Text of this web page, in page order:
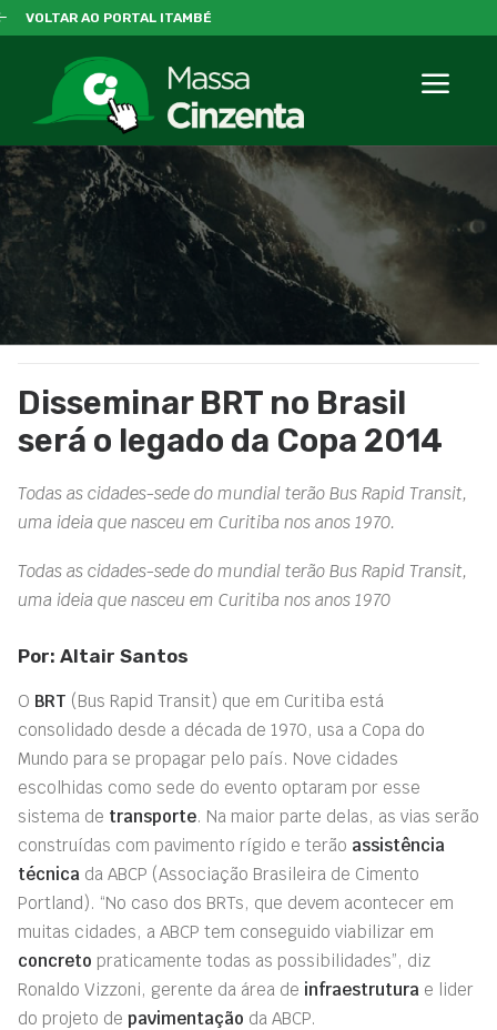
VOLTAR AO PORTAL ITAMBÉ
Disseminar BRT no Brasil
será o legado da Copa 2014
Todas as cidades-sede do mundial terão Bus Rapid Transit,
uma ideia que nasceu em Curitiba nos anos 1970.
Todas as cidades-sede do mundial terão Bus Rapid Transit,
uma ideia que nasceu em Curitiba nos anos 1970
Por: Altair Santos
O BRT (Bus Rapid Transit) que em Curitiba está
consolidado desde a década de 1970, usa a Copa do
Mundo para se propagar pelo país. Nove cidades
escolhidas como sede do evento optaram por esse
sistema de transporte. Na maior parte delas, as vias serão
construídas com pavimento rígido e terão assistência
técnica da ABCP (Associação Brasileira de Cimento
Portland). “No caso dos BRTs, que devem acontecer em
muitas cidades, a ABCP tem conseguido viabilizar em
concreto praticamente todas as possibilidades”, diz
Ronaldo Vizzoni, gerente da área de infraestrutura e lider
do projeto de pavimentação da ABCP.